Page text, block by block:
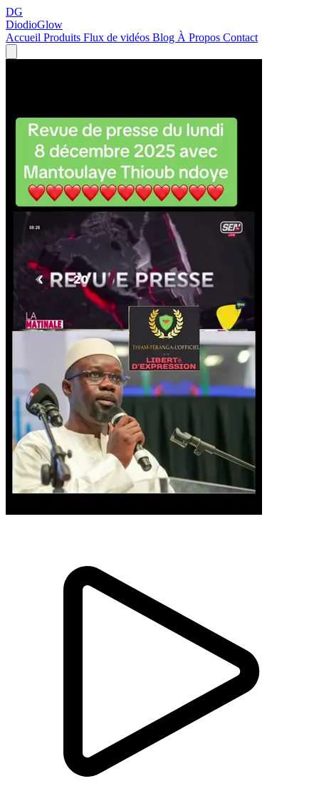
DG
DiodioGlow
Accueil Produits Flux de vidéos Blog À Propos Contact